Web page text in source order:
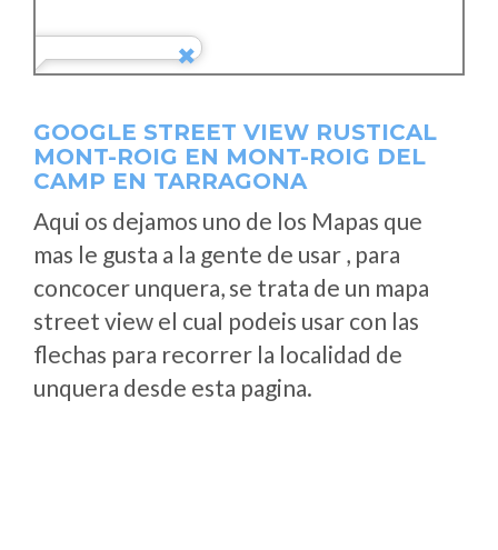
GOOGLE STREET VIEW RUSTICAL
MONT-ROIG EN MONT-ROIG DEL
CAMP EN TARRAGONA
Aqui os dejamos uno de los Mapas que
mas le gusta a la gente de usar , para
concocer unquera, se trata de un mapa
street view el cual podeis usar con las
flechas para recorrer la localidad de
unquera desde esta pagina.